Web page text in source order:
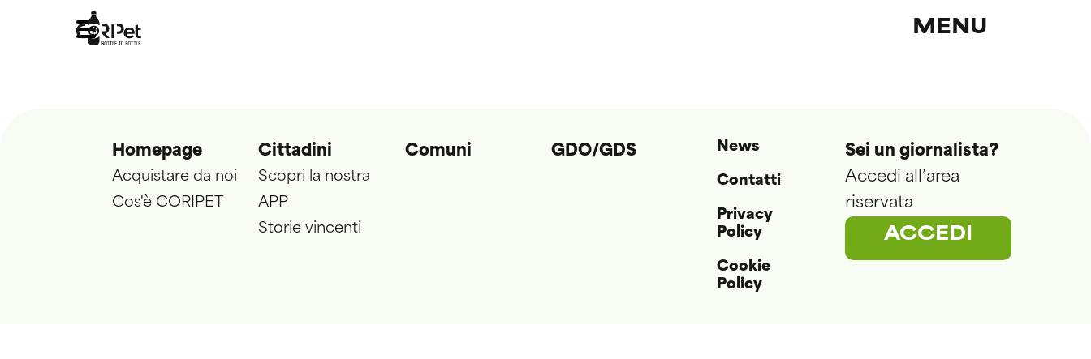
MENU
Homepage
Acquistare da noi
Cos'è CORIPET
Cittadini
Scopri la nostra
APP
Storie vincenti
Comuni GDO/GDS News
Contatti
Privacy
Policy
Cookie
Policy
Sei un giornalista?
Accedi all’area
riservata
ACCEDI